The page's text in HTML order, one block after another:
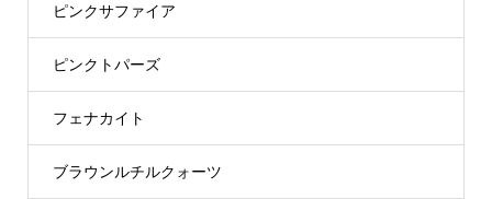
ピンクサファイア
ピンクトパーズ
フェナカイト
ブラウンルチルクォーツ